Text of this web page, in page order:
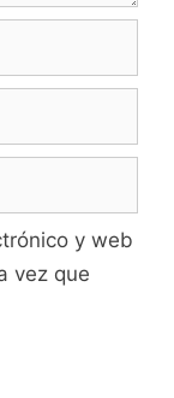
y web
vez que